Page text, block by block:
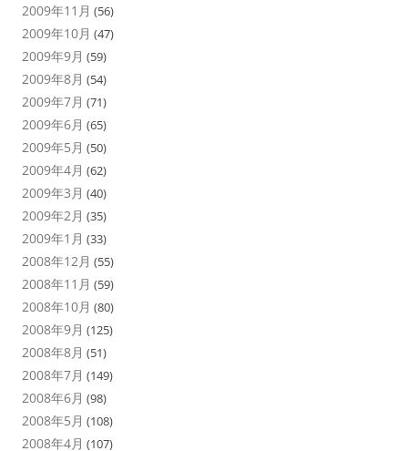
2009年11月 (56)
2009年10月 (47)
2009年9月 (59)
2009年8月 (54)
2009年7月 (71)
2009年6月 (65)
2009年5月 (50)
2009年4月 (62)
2009年3月 (40)
2009年2月 (35)
2009年1月 (33)
2008年12月 (55)
2008年11月 (59)
2008年10月 (80)
2008年9月 (125)
2008年8月 (51)
2008年7月 (149)
2008年6月 (98)
2008年5月 (108)
2008年4月 (107)